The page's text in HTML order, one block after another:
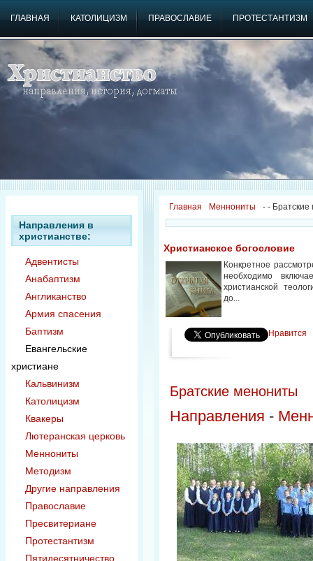
ГЛАВНАЯ КАТОЛИЦИЗМ ПРАВОСЛАВИЕ ПРОТЕСТАНТИЗМ
Направления в
христианстве:
Адвентисты
Анабаптизм
Англиканство
Армия спасения
Баптизм
Евангельские
христиане
Кальвинизм
Католицизм
Квакеры
Лютеранская церковь
Меннониты
Методизм
Другие направления
Православие
Пресвитериане
Протестантизм
Пятидесятничество
Главная -
Меннониты -
Христианское богословие
Конкретное
необходимо
христианской
до...
Нравится
Братские менониты
Направления -